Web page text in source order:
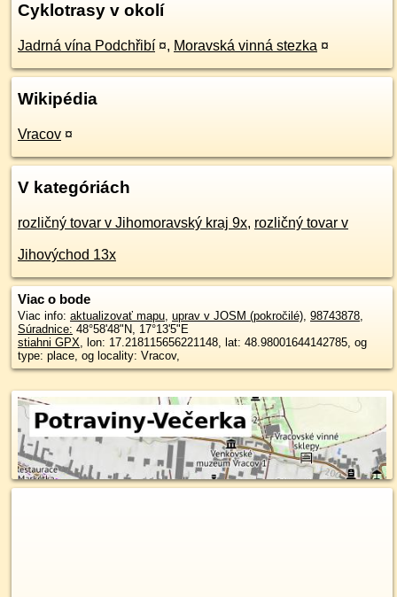
Cyklotrasy v okolí
Jadrná vína Podchřibí ¤, Moravská vinná stezka ¤
Wikipédia
Vracov ¤
V kategóriách
rozličný tovar v Jihomoravský kraj 9x, rozličný tovar v
Jihovýchod 13x
Viac o bode
Viac info: aktualizovať mapu, uprav v JOSM (pokročilé), 98743878,
Súradnice: 48°58'48"N, 17°13'5"E
stiahni GPX, lon: 17.218115656221148, lat: 48.98001644142785, og
type: place, og locality: Vracov,